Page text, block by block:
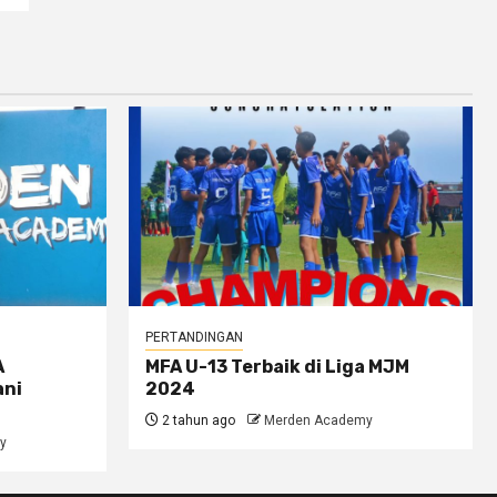
PERTANDINGAN
MFA U-13 Terbaik di Liga MJM
2024
2 tahun ago Merden Academy